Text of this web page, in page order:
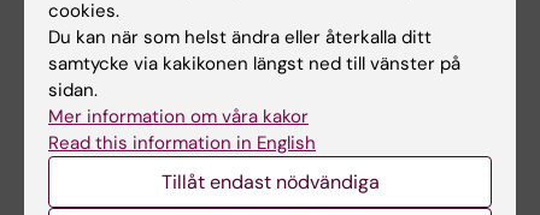
nära kontakt med lärarna, vilket skapar en
familjär och stödjande miljö – en utbildning
där du verkligen kan trivas!
Hade du nytta av informationen på denna sida?
Yes
cookies.
Du kan när som helst ändra eller återkalla ditt
samtycke via kakikonen längst ned till vänster på
sidan.
Mer information om våra kakor
Read this information in English
Tillåt endast nödvändiga